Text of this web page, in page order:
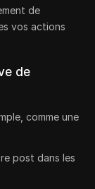
de
vos actions
de
comme une
post dans les